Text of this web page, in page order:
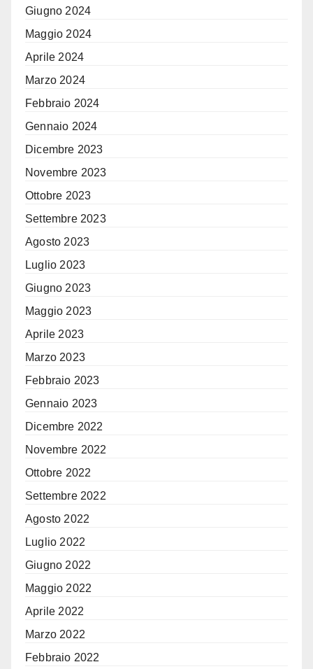
Giugno 2024
Maggio 2024
Aprile 2024
Marzo 2024
Febbraio 2024
Gennaio 2024
Dicembre 2023
Novembre 2023
Ottobre 2023
Settembre 2023
Agosto 2023
Luglio 2023
Giugno 2023
Maggio 2023
Aprile 2023
Marzo 2023
Febbraio 2023
Gennaio 2023
Dicembre 2022
Novembre 2022
Ottobre 2022
Settembre 2022
Agosto 2022
Luglio 2022
Giugno 2022
Maggio 2022
Aprile 2022
Marzo 2022
Febbraio 2022